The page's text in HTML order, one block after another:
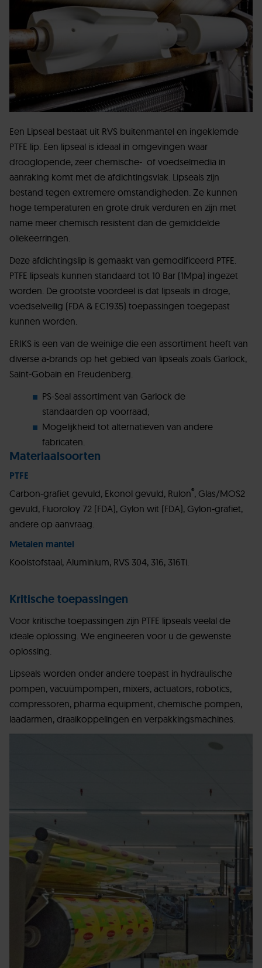
Een Lipseal bestaat uit RVS buitenmantel en ingeklemde
PTFE lip. Een lipseal is ideaal in omgevingen waar
drooglopende, zeer chemische- of voedselmedia in
aanraking komt met de afdichtingsvlak. Lipseals zijn
bestand tegen extremere omstandigheden. Ze kunnen
hoge temperaturen en grote druk verduren en zijn met
name meer chemisch resistent dan de gemiddelde
oliekeerringen.
Deze afdichtingslip is gemaakt van gemodificeerd PTFE.
PTFE lipseals kunnen standaard tot 10 Bar (1Mpa) ingezet
worden. De grootste voordeel is dat lipseals in droge,
voedselveilig (FDA & EC1935) toepassingen toegepast
kunnen worden.
ERIKS is een van de weinige die een assortiment heeft van
diverse a-brands op het gebied van lipseals zoals Garlock,
Saint-Gobain en Freudenberg.
PS-Seal assortiment van Garlock de
standaarden op voorraad;
Mogelijkheid tot alternatieven van andere
fabricaten.
Materiaalsoorten
PTFE
Carbon-grafiet gevuld, Ekonol gevuld, Rulon®, Glas/MOS2
gevuld, Fluoroloy 72 (FDA), Gylon wit (FDA), Gylon-grafiet,
andere op aanvraag.
Metalen mantel
Koolstofstaal, Aluminium, RVS 304, 316, 316Ti.
Kritische toepassingen
Voor kritische toepassingen zijn PTFE lipseals veelal de
ideale oplossing. We engineeren voor u de gewenste
oplossing.
Lipseals worden onder andere toepast in hydraulische
pompen, vacuümpompen, mixers, actuators, robotics,
compressoren, pharma equipment, chemische pompen,
laadarmen, draaikoppelingen en verpakkingsmachines.